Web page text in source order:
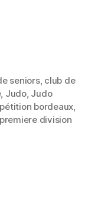
seniors, club de
, Judo, Judo
bordeaux,
premiere division